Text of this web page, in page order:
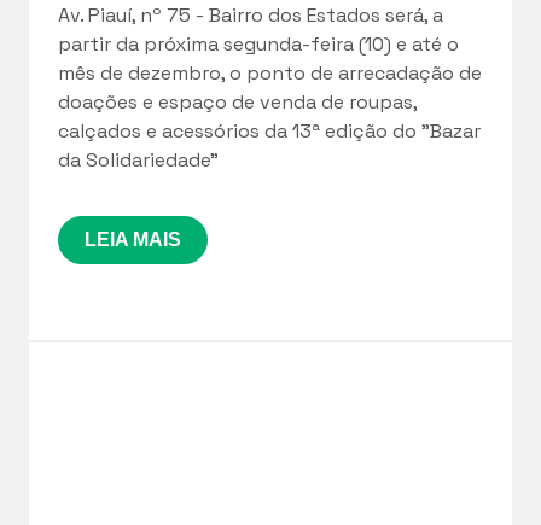
Av. Piauí, nº 75 - Bairro dos Estados será, a
partir da próxima segunda-feira (10) e até o
mês de dezembro, o ponto de arrecadação de
doações e espaço de venda de roupas,
calçados e acessórios da 13ª edição do "Bazar
da Solidariedade”
LEIA MAIS